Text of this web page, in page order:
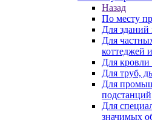
Назад
По месту
Для
Для
коттеджей
Для
Для труб,
Для
Для
значимых